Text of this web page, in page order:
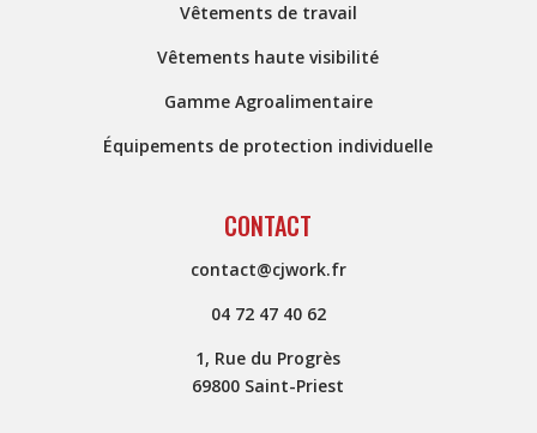
Vêtements de travail
Vêtements haute visibilité
Gamme Agroalimentaire
Équipements de protection individuelle
CONTACT
contact@cjwork.fr
04 72 47 40 62
1, Rue du Progrès
69800 Saint-Priest